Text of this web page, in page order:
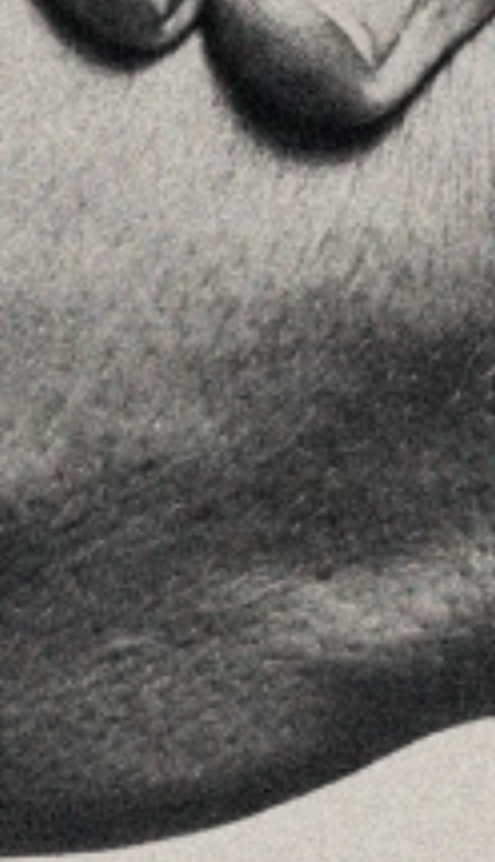
Ver en Google Maps
MENU
Home
La Firma
Equipo
Asesoramiento
Insights
Contactar
SÍGUENOS
Linkedin
Instagram
Youtube
Allyon — Barcelona, Spain
Copyrights © 2026 AVISO LEGAL ·
POLÍTICA DE COOKIES·POLÍTICA DE PRIVACIDAD
·